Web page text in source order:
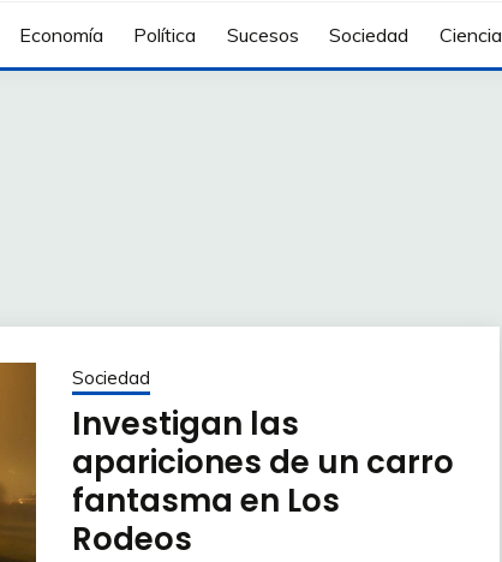
Economía Política Sucesos Sociedad Ciencia
Sociedad
Investigan las
apariciones de un carro
fantasma en Los
Rodeos